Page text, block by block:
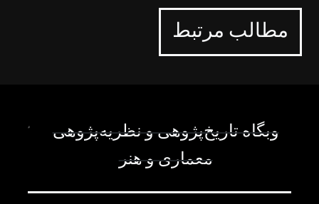
مطالب مرتبط
وبگاه تاریخ‌پژوهی و نظریه‌پژوهی
معماری و هنر